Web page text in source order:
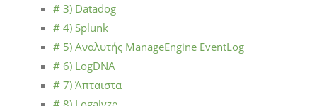
# 3) Datadog
# 4) Splunk
# 5) Αναλυτής ManageEngine EventLog
# 6) LogDNA
# 7) Άπταιστα